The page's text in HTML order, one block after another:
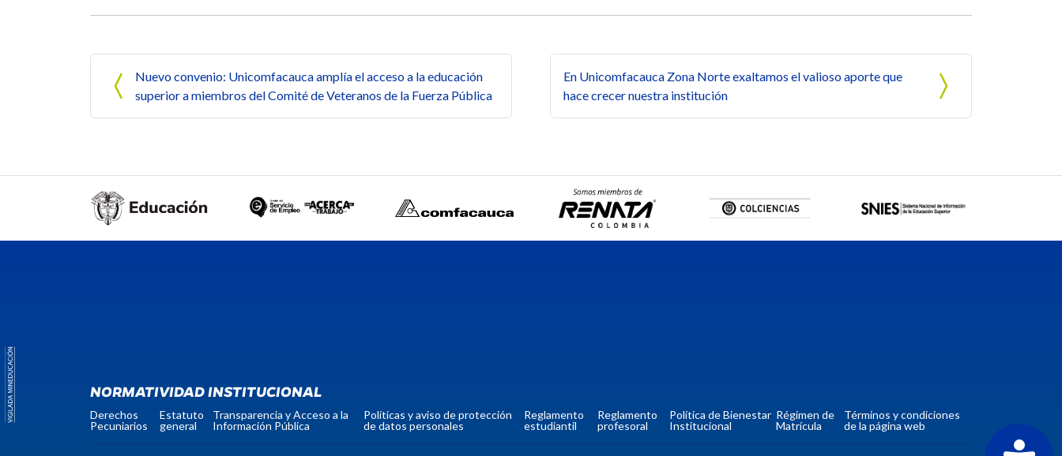
Navegación de entradas
Nuevo convenio: Unicomfacauca amplía el acceso a la educación
superior a miembros del Comité de Veteranos de la Fuerza Pública
En Unicomfacauca Zona Norte exaltamos el valioso aporte que
hace crecer nuestra institución
NORMATIVIDAD INSTITUCIONAL
Derechos
Pecuniarios
Estatuto
general
Transparencia y Acceso a la
Información Pública
Políticas y aviso de protección
de datos personales
Reglamento
estudiantil
Reglamento
profesoral
Política de Bienestar
Institucional
Régimen de
Matrícula
Términos y condiciones
de la página web